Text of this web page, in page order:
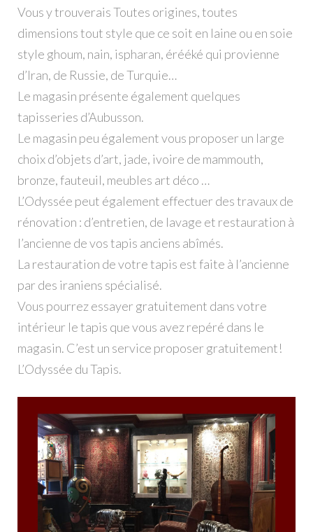
Vous y trouverais Toutes origines, toutes
dimensions tout style que ce soit en laine ou en soie
style ghoum, nain, ispharan, érééké qui provienne
d’Iran, de Russie, de Turquie…
Le magasin présente également quelques
tapisseries d’Aubusson.
Le magasin peu également vous proposer un large
choix d’objets d’art, jade, ivoire de mammouth,
bronze, fauteuil, meubles art déco …
L’Odyssée peut également effectuer des travaux de
rénovation : d’entretien, de lavage et restauration à
l’ancienne de vos tapis anciens abîmés.
La restauration de votre tapis est faite à l’ancienne
par des iraniens spécialisé.
Vous pourrez essayer gratuitement dans votre
intérieur le tapis que vous avez repéré dans le
magasin. C’est un service proposer gratuitement!
L’Odyssée du Tapis.